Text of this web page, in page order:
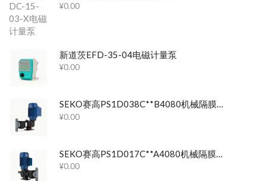
¥0.00
新道茨EFD-35-04电磁计量泵
¥0.00
SEKO赛高PS1D038C**B4080机械隔膜计量泵
¥0.00
SEKO赛高PS1D017C**A4080机械隔膜计量泵
¥0.00